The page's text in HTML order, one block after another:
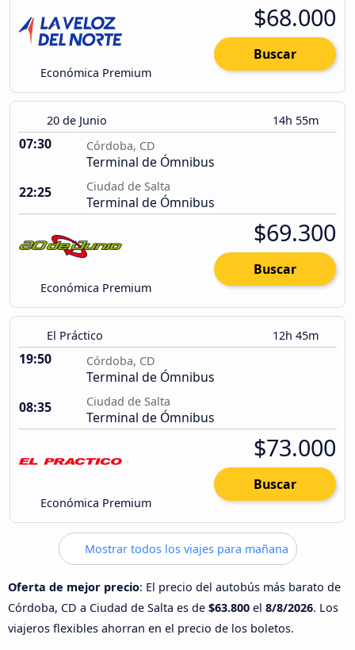
Económica Premium
$68.000
Buscar
20 de Junio 14h 55m
07:30 Córdoba, CD
Terminal de Ómnibus
22:25
Ciudad de Salta
Terminal de Ómnibus
Económica Premium
$69.300
Buscar
El Práctico 12h 45m
19:50 Córdoba, CD
Terminal de Ómnibus
08:35
Ciudad de Salta
Terminal de Ómnibus
Económica Premium
$73.000
Buscar
Mostrar todos los viajes para mañana
Oferta de mejor precio: El precio del autobús más barato de
Córdoba, CD a Ciudad de Salta es de $63.800 el 8/8/2026. Los
viajeros flexibles ahorran en el precio de los boletos.